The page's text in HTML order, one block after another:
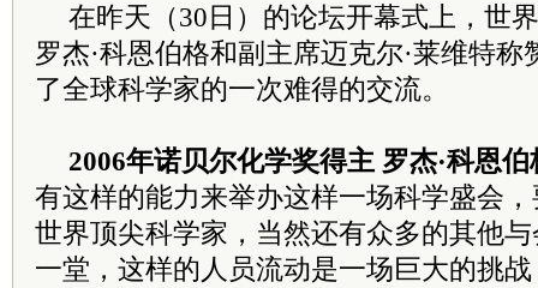
在昨天（30日）的论坛开幕式上，世
罗杰·科恩伯格和副主席迈克尔·莱维特
了全球科学家的一次难得的交流。
2006年诺贝尔化学奖得主 罗杰·科恩伯
有这样的能力来举办这样一场科学盛会
世界顶尖科学家，当然还有众多的其他
一堂，这样的人员流动是一场巨大的挑